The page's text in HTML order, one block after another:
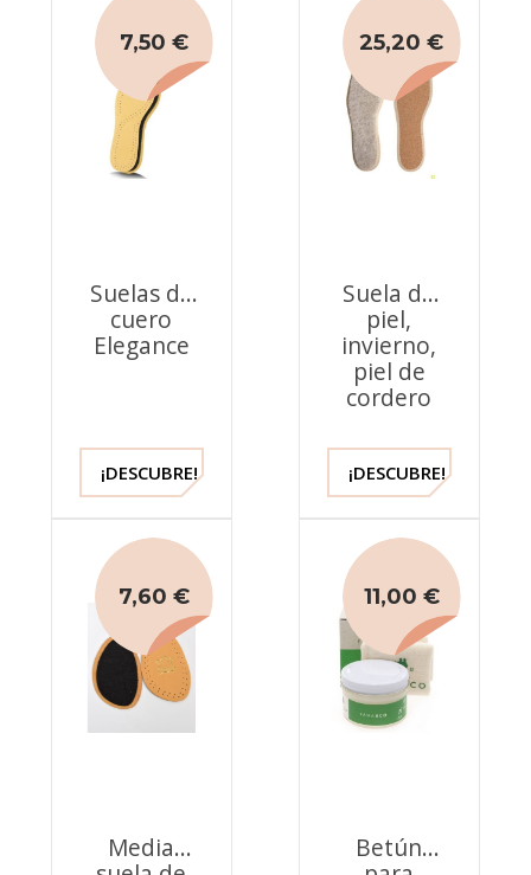
Suelas de
cuero
Elegance
7,50 €
¡DESCUBRE!
Suela de
piel,
invierno,
piel de
cordero
25,20 €
¡DESCUBRE!
Media
7,60 €
Betún
11,00 €